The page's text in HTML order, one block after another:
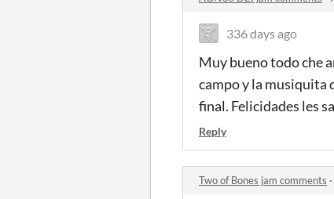
336 days ago
Muy bueno todo che
campo y la musiquita
final. Felicidades les
Reply
Two of Bones jam comments ·